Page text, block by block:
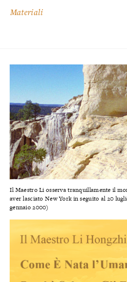
Materiali
Il Maestro Li osserva tranquillamente il
aver lasciato New York in seguito al 20
gennaio 2000)